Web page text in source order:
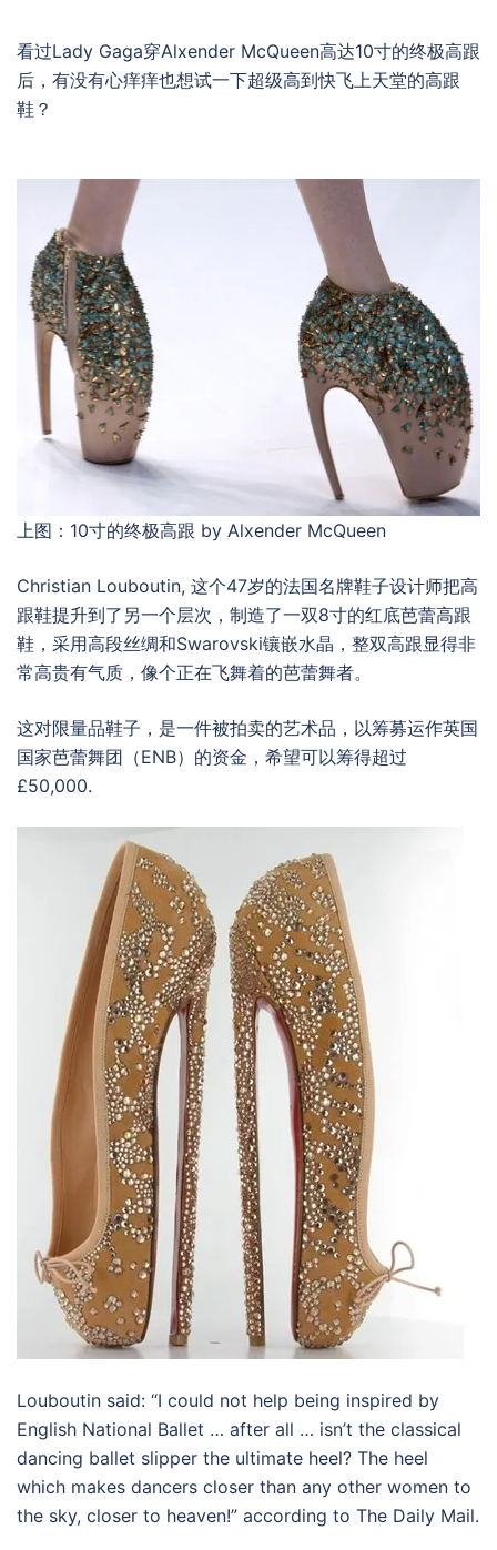
看过Lady Gaga穿Alxender McQueen高达10寸的终极高跟
后，有没有心痒痒也想试一下超级高到快飞上天堂的高跟
鞋？
上图：10寸的终极高跟 by Alxender McQueen
Christian Louboutin, 这个47岁的法国名牌鞋子设计师把高
跟鞋提升到了另一个层次，制造了一双8寸的红底芭蕾高跟
鞋，采用高段丝绸和Swarovski镶嵌水晶，整双高跟显得非
常高贵有气质，像个正在飞舞着的芭蕾舞者。
这对限量品鞋子，是一件被拍卖的艺术品，以筹募运作英国
国家芭蕾舞团（ENB）的资金，希望可以筹得超过
£50,000.
Louboutin said: “I could not help being inspired by
English National Ballet … after all … isn’t the classical
dancing ballet slipper the ultimate heel? The heel
which makes dancers closer than any other women to
the sky, closer to heaven!” according to The Daily Mail.